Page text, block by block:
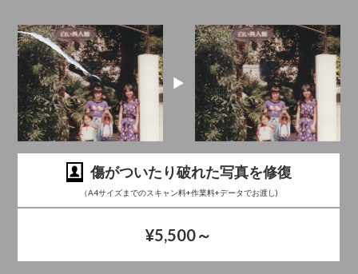
傷がついたり破れた写真を修復
（A4サイズまでのスキャン料+作業料+データでお渡し)
¥5,500～